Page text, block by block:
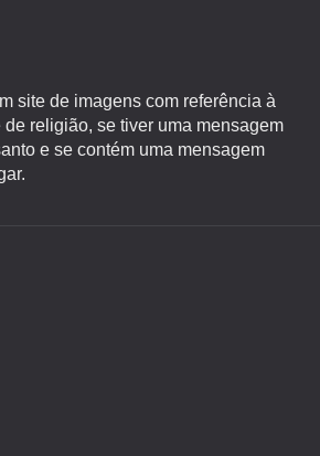
site de imagens com referência à
religião, se tiver uma mensagem
e se contém uma mensagem